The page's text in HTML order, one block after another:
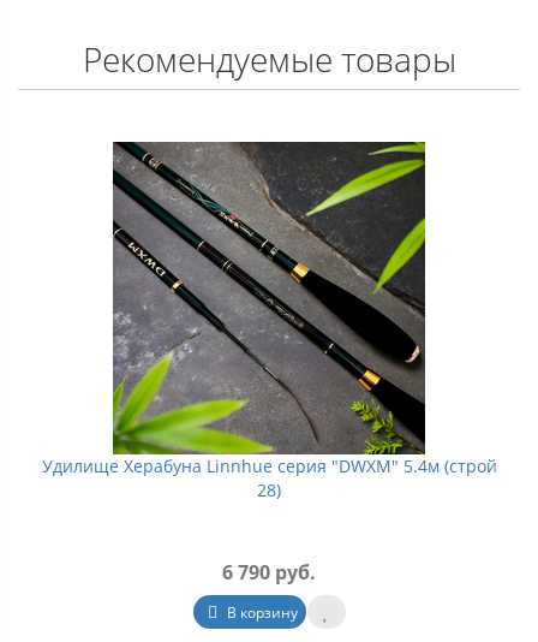
Рекомендуемые товары
Удилище Херабуна Linnhue серия "DWXM" 5.4м (строй
28)
6 790 руб.
В корзину